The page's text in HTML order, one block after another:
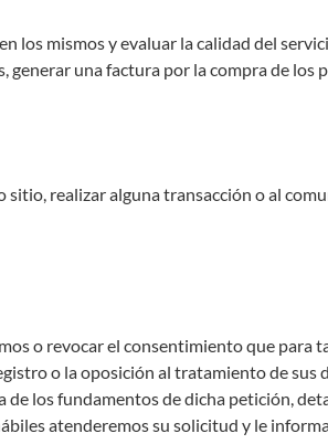
los mismos y evaluar la calidad del
una factura por la compra de los
realizar alguna transacción o al
o revocar el consentimiento que para
o la oposición al tratamiento de sus
de los fundamentos de dicha petición,
atenderemos su solicitud y le